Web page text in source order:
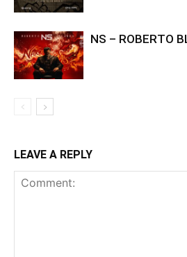
NS – ROBERTO
LEAVE A REPLY